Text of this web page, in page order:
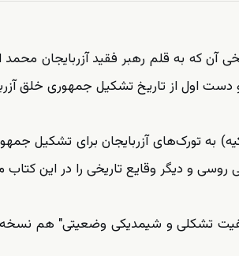
آن که به قلم رهبر فقید آزربایجان
دست اول از تاریخ تشکیل جمهوری خلق
به تورک‌های آزربایجان برای تشکیل
کیفیت تشکلی و شیمدیکی وضعیتی" هم